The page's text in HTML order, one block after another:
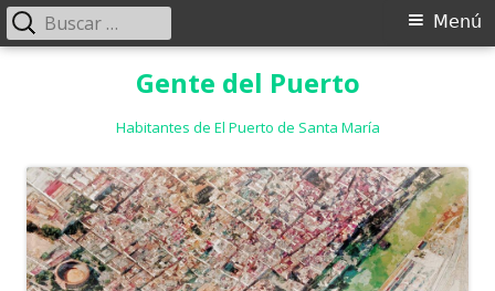
Gente del Puerto
Habitantes de El Puerto de Santa María
Menú
Menú
Buscar: